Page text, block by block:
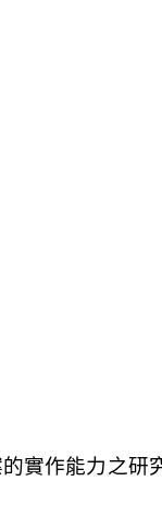
實作能力之研